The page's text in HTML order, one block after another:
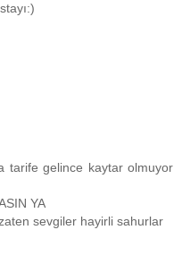
tarife gelince kaytar olmuyor
YA
sevgiler hayirli sahurlar